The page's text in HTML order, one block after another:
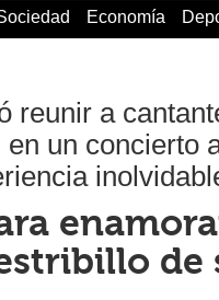
Economía
reunir a
un concierto
de